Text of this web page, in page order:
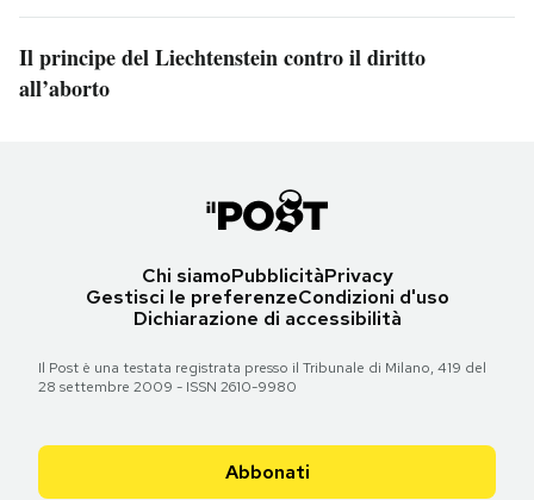
Il principe del Liechtenstein contro il diritto
all’aborto
Chi siamoPubblicitàPrivacy
Gestisci le preferenzeCondizioni d'uso
Dichiarazione di accessibilità
Il Post è una testata registrata presso il Tribunale di Milano, 419 del
28 settembre 2009 - ISSN 2610-9980
Abbonati